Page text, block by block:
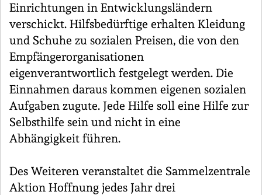
Einrichtungen in Entwicklungsländern
verschickt. Hilfsbedürftige erhalten Kleidung
und Schuhe zu sozialen Preisen, die von den
Empfängerorganisationen
eigenverantwortlich festgelegt werden. Die
Einnahmen daraus kommen eigenen sozialen
Aufgaben zugute. Jede Hilfe soll eine Hilfe zur
Selbsthilfe sein und nicht in eine
Abhängigkeit führen.
Des Weiteren veranstaltet die Sammelzentrale
Aktion Hoffnung jedes Jahr drei